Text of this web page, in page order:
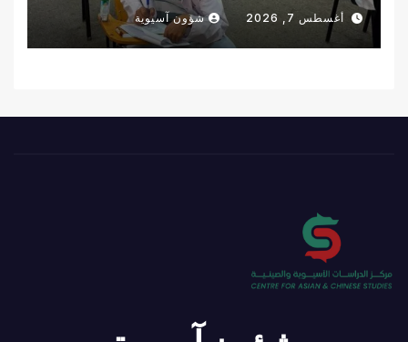
أغسطس 7, 2026 شؤون آسيوية